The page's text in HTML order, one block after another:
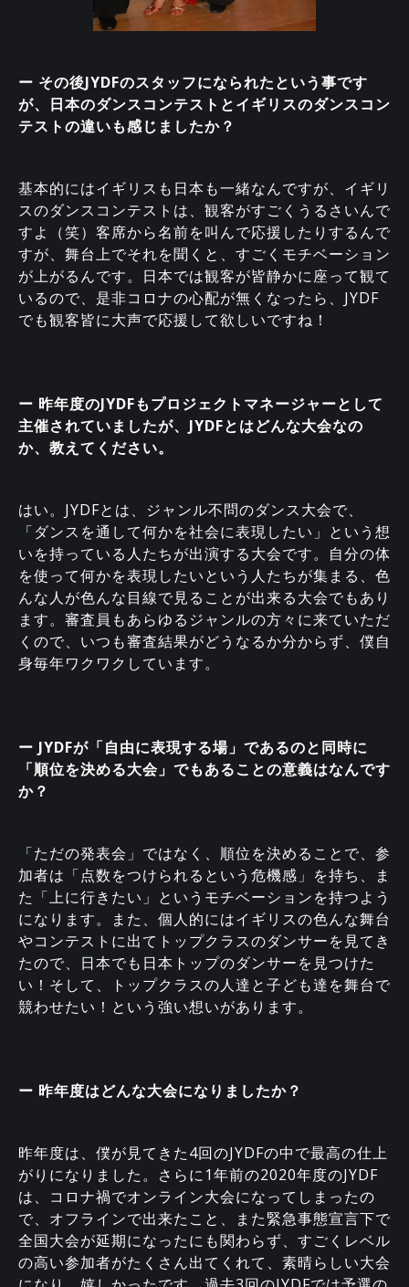
ー その後JYDFのスタッフになられたという事です
が、日本のダンスコンテストとイギリスのダンスコン
テストの違いも感じましたか？
基本的にはイギリスも日本も一緒なんですが、イギリ
スのダンスコンテストは、観客がすごくうるさいんで
すよ（笑）客席から名前を叫んで応援したりするんで
すが、舞台上でそれを聞くと、すごくモチベーション
が上がるんです。日本では観客が皆静かに座って観て
いるので、是非コロナの心配が無くなったら、JYDF
でも観客皆に大声で応援して欲しいですね！
ー 昨年度のJYDFもプロジェクトマネージャーとして
主催されていましたが、JYDFとはどんな大会なの
か、教えてください。
はい。JYDFとは、ジャンル不問のダンス大会で、
「ダンスを通して何かを社会に表現したい」という想
いを持っている人たちが出演する大会です。自分の体
を使って何かを表現したいという人たちが集まる、色
んな人が色んな目線で見ることが出来る大会でもあり
ます。審査員もあらゆるジャンルの方々に来ていただ
くので、いつも審査結果がどうなるか分からず、僕自
身毎年ワクワクしています。
ー JYDFが「自由に表現する場」であるのと同時に
「順位を決める大会」でもあることの意義はなんです
か？
「ただの発表会」ではなく、順位を決めることで、参
加者は「点数をつけられるという危機感」を持ち、ま
た「上に行きたい」というモチベーションを持つよう
になります。また、個人的にはイギリスの色んな舞台
やコンテストに出てトップクラスのダンサーを見てき
たので、日本でも日本トップのダンサーを見つけた
い！そして、トップクラスの人達と子ども達を舞台で
競わせたい！という強い想いがあります。
ー 昨年度はどんな大会になりましたか？
昨年度は、僕が見てきた4回のJYDFの中で最高の仕上
がりになりました。さらに1年前の2020年度のJYDF
は、コロナ禍でオンライン大会になってしまったの
で、オフラインで出来たこと、また緊急事態宣言下で
全国大会が延期になったにも関わらず、すごくレベル
の高い参加者がたくさん出てくれて、素晴らしい大会